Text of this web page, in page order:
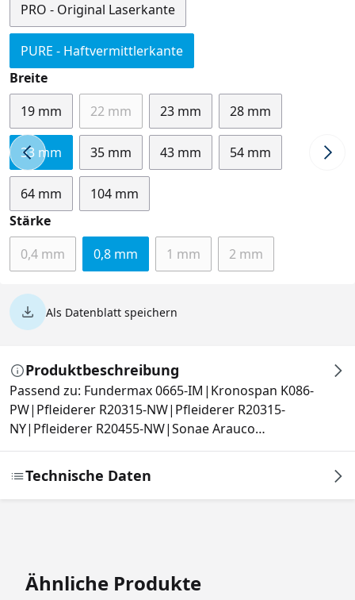
PRO - Original Laserkante
PURE - Haftvermittlerkante
Breiteauswählen
19 mm
22 mm(Diese Option ist zurzeit nicht verfügbar.)
23 mm 28 mm
33 mm 35 mm 43 mm 54 mm
64 mm
104 mm
Stärkeauswählen
0,4 mm(Diese Option ist zurzeit nicht verfügbar.)
0,8 mm 1 mm(Diese Option ist zurzeit nicht
2 mm(Diese Option ist
Als Datenblatt speichern
Produktbeschreibung
Passend zu: Fundermax 0665-IM|Kronospan K086-
PW|Pfleiderer R20315-NW|Pfleiderer R20315-
NY|Pfleiderer R20455-NW|Sonae Arauco…
Technische Daten
Produktgalerie überspringen
Ähnliche Produkte